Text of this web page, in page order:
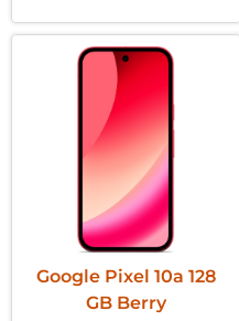
Google Pixel 10a 128
GB Berry